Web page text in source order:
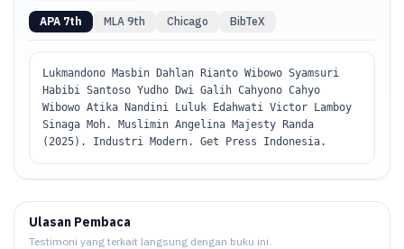
APA 7th MLA 9th Chicago BibTeX
Lukmandono Masbin Dahlan Rianto Wibowo Syamsuri
Habibi Santoso Yudho Dwi Galih Cahyono Cahyo
Wibowo Atika Nandini Luluk Edahwati Victor Lamboy
Sinaga Moh. Muslimin Angelina Majesty Randa
(2025). Industri Modern. Get Press Indonesia.
Ulasan Pembaca
Testimoni yang terkait langsung dengan buku ini.